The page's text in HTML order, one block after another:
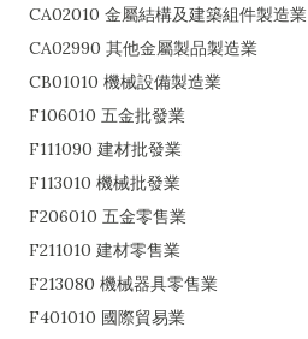
CA02010 金屬結構及建築組件製造業
CA02990 其他金屬製品製造業
CB01010 機械設備製造業
F106010 五金批發業
F111090 建材批發業
F113010 機械批發業
F206010 五金零售業
F211010 建材零售業
F213080 機械器具零售業
F401010 國際貿易業